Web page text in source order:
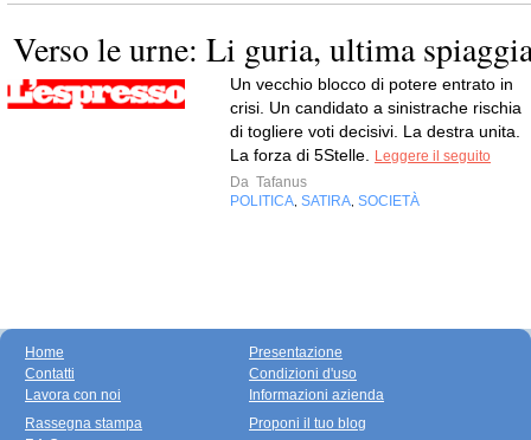
Verso le urne: Li guria, ultima
Un vecchio blocco di potere entrato in
crisi. Un candidato a sinistrache rischia
di togliere voti decisivi. La destra unita.
La forza di 5Stelle.
Leggere il seguito
Da Tafanus
POLITICA SATIRA SOCIETÀ
Home
Contatti
Lavora con noi
Presentazione
Condizioni d'uso
Informazioni azienda
Rassegna stampa
Proponi il tuo blog